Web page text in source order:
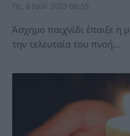
Πε, 8 Ιούν 2023 08:55
Άσχημο παιχνίδι έπαιξε
την τελευταία του πνοή…